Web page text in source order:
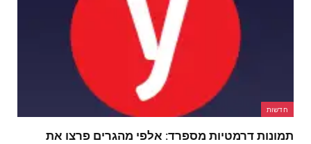
חדשות
תמונות דרמטיות מספרד: אלפי מהגרים פרצו את